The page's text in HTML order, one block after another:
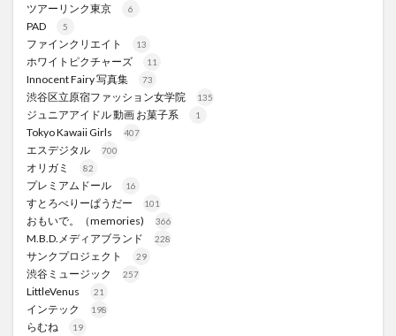
ツアーリンク東京 6
PAD 5
ファインクリエイト 13
ホワイトピクチャーズ 11
Innocent Fairy 写真集 73
渋谷区立原宿ファッション女学院 135
ジュニアアイドル 動画 お菓子系 1
Tokyo Kawaii Girls 407
エスデジタル 700
オリガミ 82
プレミアムドール 16
すとろべりーぱうだー 101
おもいで。（memories) 366
M.B.D.メディアブランド 228
サンクプロジェクト 29
渋谷ミュージック 257
LittleVenus 21
インテック 198
らむね 19